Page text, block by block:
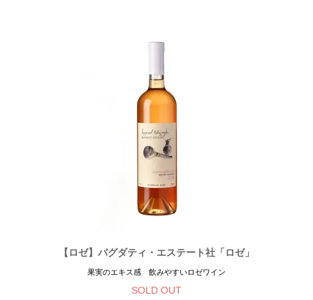
【ロゼ】バグダティ・エステート社「ロゼ」
果実のエキス感 飲みやすいロゼワイン
SOLD OUT